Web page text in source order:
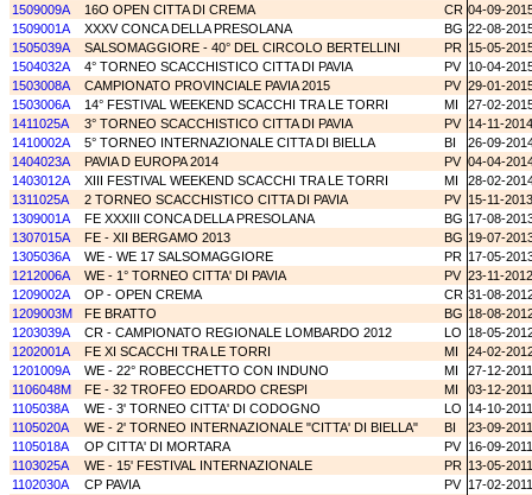
1509009A
16O OPEN CITTA DI CREMA CR 04-09-
1509001A
XXXV CONCA DELLA PRESOLANA BG 22-08-
1505039A
SALSOMAGGIORE - 40° DEL CIRCOLO BERTELLINI PR 15-05-
1504032A
4° TORNEO SCACCHISTICO CITTA DI PAVIA PV 10-04-
1503008A
CAMPIONATO PROVINCIALE PAVIA 2015 PV 29-01-
1503006A
14° FESTIVAL WEEKEND SCACCHI TRA LE TORRI MI
27-02-
1411025A
3° TORNEO SCACCHISTICO CITTA DI PAVIA PV 14-11-2014
1410002A
5° TORNEO INTERNAZIONALE CITTA DI BIELLA BI
26-09-
1404023A
PAVIA D EUROPA 2014 PV 04-04-
1403012A
XIII FESTIVAL WEEKEND SCACCHI TRA LE TORRI MI
28-02-
1311025A
2 TORNEO SCACCHISTICO CITTA DI PAVIA PV 15-11-2013
1309001A
FE XXXIII CONCA DELLA PRESOLANA BG 17-08-
1307015A
FE - XII BERGAMO 2013 BG 19-07-
1305036A
WE - WE 17 SALSOMAGGIORE PR 17-05-
1212006A
WE - 1° TORNEO CITTA' DI PAVIA PV 23-11-2012
1209002A
OP - OPEN CREMA CR 31-08-
1209003M
FE BRATTO BG 18-08-
1203039A
CR - CAMPIONATO REGIONALE LOMBARDO 2012 LO 18-05-
1202001A
FE XI SCACCHI TRA LE TORRI MI
24-02-
1201009A
WE - 22° ROBECCHETTO CON INDUNO MI
27-12-2011
1106048M
FE - 32 TROFEO EDOARDO CRESPI MI
03-12-2011
1105038A
WE - 3' TORNEO CITTA' DI CODOGNO LO 14-10-2011
1105020A
WE - 2' TORNEO INTERNAZIONALE "CITTA' DI BIELLA" BI
23-09-2011
1105018A
OP CITTA' DI MORTARA PV 16-09-2011
1103025A
WE - 15' FESTIVAL INTERNAZIONALE PR 13-05-2011
1102030A
CP PAVIA PV 17-02-2011